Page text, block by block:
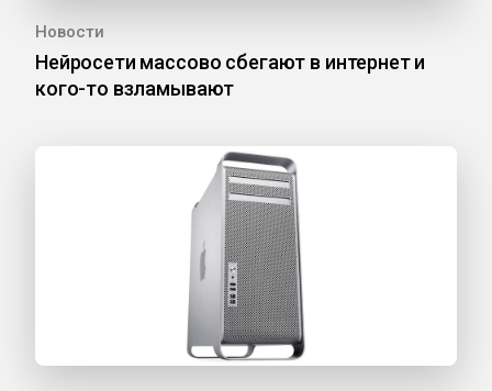
Новости
Нейросети массово сбегают в интернет и
кого-то взламывают